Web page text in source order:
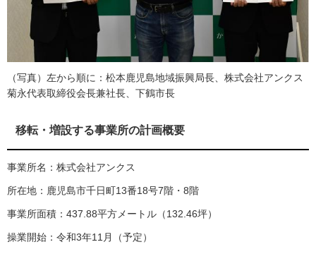
（写真）左から順に：松本鹿児島地域振興局長、株式会社アンクス
菊永代表取締役会長兼社長、下鶴市長
移転・増設する事業所の計画概要
事業所名：株式会社アンクス
所在地：鹿児島市千日町13番18号7階・8階
事業所面積：437.88平方メートル（132.46坪）
操業開始：令和3年11月（予定）